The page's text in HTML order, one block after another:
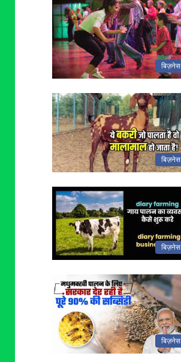
बिज़नेस
बिज़नेस
बिज़नेस
बिज़नेस